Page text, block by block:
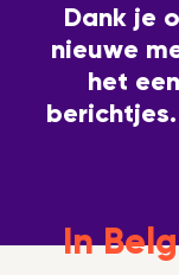
Dank je
nieuwe
het
In